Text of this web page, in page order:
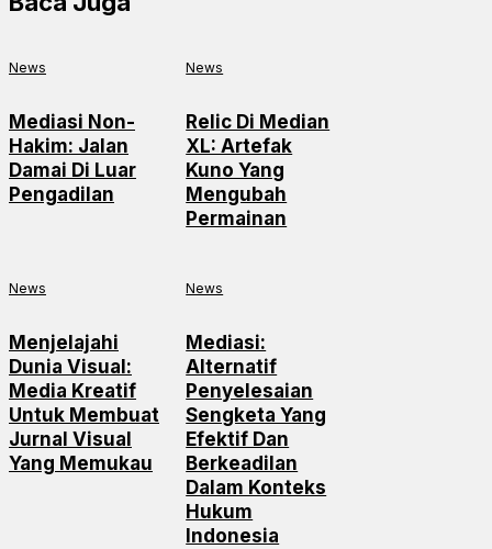
News
Mediasi Non-
Hakim: Jalan
Damai Di Luar
Pengadilan
News
Relic Di Median
XL: Artefak
Kuno Yang
Mengubah
Permainan
News
Menjelajahi
Dunia Visual:
Media Kreatif
Untuk Membuat
Jurnal Visual
Yang Memukau
News
Mediasi:
Alternatif
Penyelesaian
Sengketa Yang
Efektif Dan
Berkeadilan
Dalam Konteks
Hukum
Indonesia